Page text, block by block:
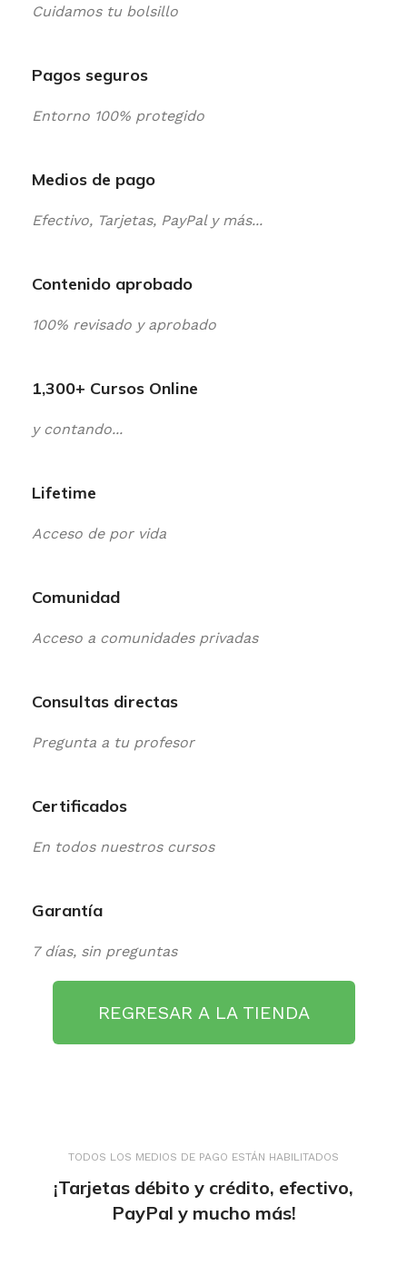
Cuidamos tu bolsillo
Pagos seguros
Entorno 100% protegido
Medios de pago
Efectivo, Tarjetas, PayPal y más...
Contenido aprobado
100% revisado y aprobado
1,300+ Cursos Online
y contando...
Lifetime
Acceso de por vida
Comunidad
Acceso a comunidades privadas
Consultas directas
Pregunta a tu profesor
Certificados
En todos nuestros cursos
Garantía
7 días, sin preguntas
REGRESAR A LA TIENDA
TODOS LOS MEDIOS DE PAGO ESTÁN HABILITADOS
¡Tarjetas débito y crédito, efectivo,
PayPal y mucho más!